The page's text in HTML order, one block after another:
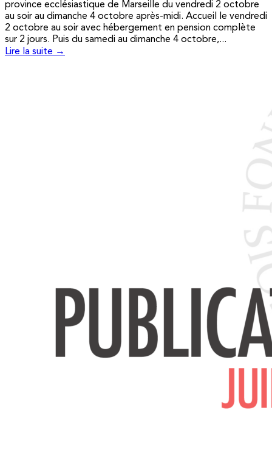
province ecclésiastique de Marseille du vendredi 2 octobre
au soir au dimanche 4 octobre après-midi. Accueil le vendredi
2 octobre au soir avec hébergement en pension complète
sur 2 jours. Puis du samedi au dimanche 4 octobre,...
Lire la suite →